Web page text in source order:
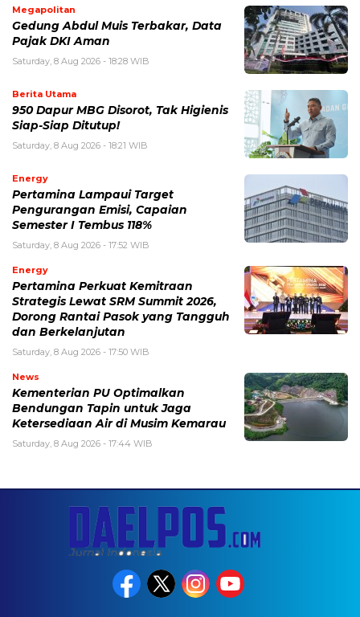
Megapolitan
Gedung Abdul Muis Terbakar, Data
Pajak DKI Aman
Saturday, 8 Aug 2026 - 18:28 WIB
Berita Utama
950 Dapur MBG Disorot, Tak Higienis
Siap-Siap Ditutup!
Saturday, 8 Aug 2026 - 18:21 WIB
Energy
Pertamina Lampaui Target
Pengurangan Emisi, Capaian
Semester I Tembus 118%
Saturday, 8 Aug 2026 - 17:52 WIB
Energy
Pertamina Perkuat Kemitraan
Strategis Lewat SRM Summit 2026,
Dorong Rantai Pasok yang Tangguh
dan Berkelanjutan
Saturday, 8 Aug 2026 - 17:50 WIB
News
Kementerian PU Optimalkan
Bendungan Tapin untuk Jaga
Ketersediaan Air di Musim Kemarau
Saturday, 8 Aug 2026 - 17:44 WIB